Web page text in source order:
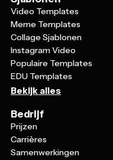
Video Templates
Meme Templates
Collage Sjablonen
Instagram Video
Populaire Templates
EDU Templates
Bekijk alles
Bedrijf
Prijzen
Carrières
Samenwerkingen